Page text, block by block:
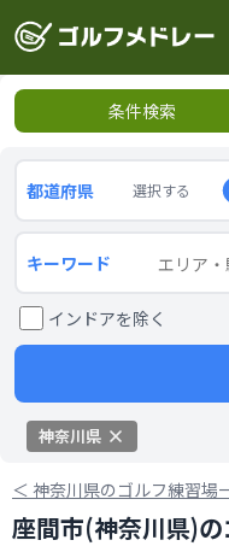
条件検索
都道府県 選択する
キーワード
インドアを除く
神奈川県
＜ 神奈川県のゴルフ練習場
座間市(神奈川県)